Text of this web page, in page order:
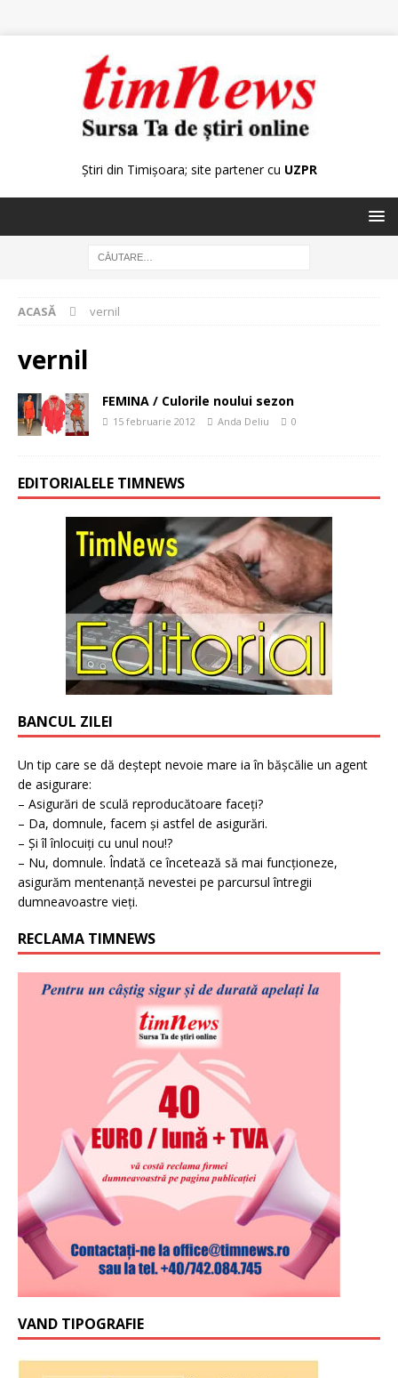
Știri din Timișoara; site partener cu UZPR
ACASĂ vernil
vernil
FEMINA / Culorile noului sezon
15 februarie 2012 Anda Deliu 0
EDITORIALELE TIMNEWS
BANCUL ZILEI
Un tip care se dă deștept nevoie mare ia în bășcălie un agent
de asigurare:
– Asigurări de sculă reproducătoare faceți?
– Da, domnule, facem și astfel de asigurări.
– Și îl înlocuiți cu unul nou!?
– Nu, domnule. Îndată ce încetează să mai funcționeze,
asigurăm mentenanță nevestei pe parcursul întregii
dumneavoastre vieți.
RECLAMA TIMNEWS
VAND TIPOGRAFIE